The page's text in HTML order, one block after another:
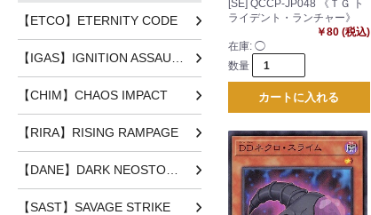
【ETCO】ETERNITY CODE
【CHIM】CHAOS IMPACT
【RIRA】RISING RAMPAGE
【SAST】SAVAGE STRIKE
[SE] QCCP-JP048 《ＴＧ ト
ライデント・ランチャー》
￥80 (税込)
在庫: ◯
数量
カートに入れる